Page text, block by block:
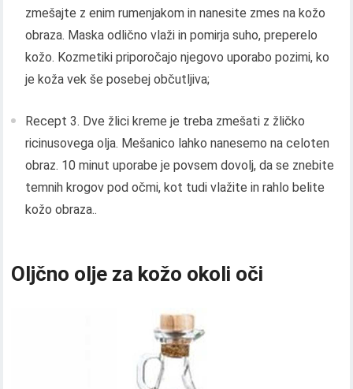
zmešajte z enim rumenjakom in nanesite zmes na kožo
obraza. Maska odlično vlaži in pomirja suho, preperelo
kožo. Kozmetiki priporočajo njegovo uporabo pozimi, ko
je koža vek še posebej občutljiva;
Recept 3. Dve žlici kreme je treba zmešati z žličko
ricinusovega olja. Mešanico lahko nanesemo na celoten
obraz. 10 minut uporabe je povsem dovolj, da se znebite
temnih krogov pod očmi, kot tudi vlažite in rahlo belite
kožo obraza..
Oljčno olje za kožo okoli oči